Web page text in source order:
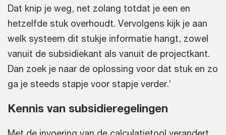
Dat knip je weg, net zolang totdat je een en
hetzelfde stuk overhoudt. Vervolgens kijk je aan
welk systeem dit stukje informatie hangt, zowel
vanuit de subsidiekant als vanuit de projectkant.
Dan zoek je naar de oplossing voor dat stuk en zo
ga je steeds stapje voor stapje verder.’
Kennis van subsidieregelingen